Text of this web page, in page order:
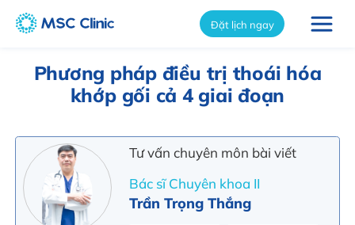
Đặt lịch ngay
Phương pháp điều trị thoái hóa
khớp gối cả 4 giai đoạn
Tư vấn chuyên môn bài viết
Bác sĩ Chuyên khoa II
Trần Trọng Thắng